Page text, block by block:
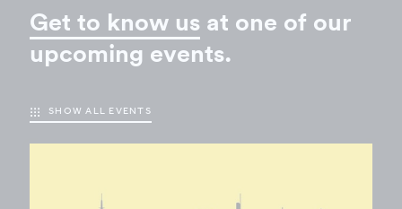
Get to know us at one of our
upcoming events.
SHOW ALL EVENTS